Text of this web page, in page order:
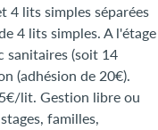
4 lits simples séparées
4 lits simples. A l'étage
sanitaires (soit 14
(adhésion de 20€).
lit. Gestion libre ou
familles,